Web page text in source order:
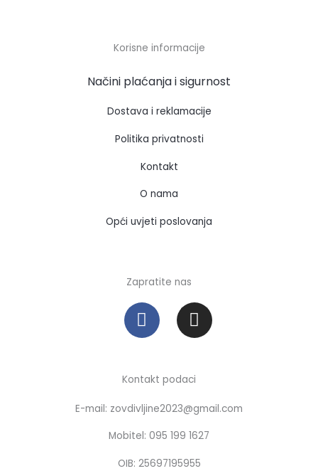
Korisne informacije
Načini plaćanja i sigurnost
Dostava i reklamacije
Politika privatnosti
Kontakt
O nama
Opći uvjeti poslovanja
Zapratite nas
F
a
c
b
o
o
k
I
n
s
a
r
a
m
Kontakt podaci
E-mail: zovdivljine2023@gmail.com
Mobitel: 095 199 1627
OIB: 25697195955